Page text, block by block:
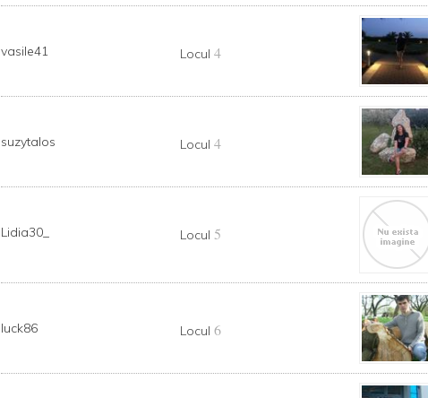
vasile41 Locul4
suzytalos Locul4
Lidia30_ Locul 5
luck86 Locul6